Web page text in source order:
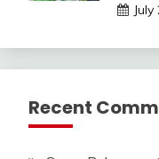
Recent